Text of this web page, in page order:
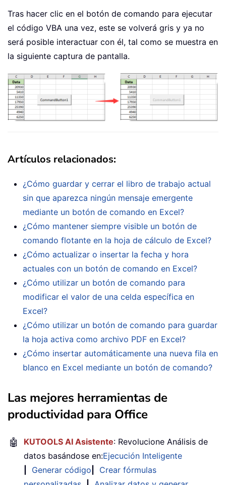
Tras hacer clic en el botón de comando para ejecutar
el código VBA una vez, este se volverá gris y ya no
será posible interactuar con él, tal como se muestra en
la siguiente captura de pantalla.
Artículos relacionados:
¿Cómo guardar y cerrar el libro de trabajo actual
sin que aparezca ningún mensaje emergente
mediante un botón de comando en Excel?
¿Cómo mantener siempre visible un botón de
comando flotante en la hoja de cálculo de Excel?
¿Cómo actualizar o insertar la fecha y hora
actuales con un botón de comando en Excel?
¿Cómo utilizar un botón de comando para
modificar el valor de una celda específica en
Excel?
¿Cómo utilizar un botón de comando para guardar
la hoja activa como archivo PDF en Excel?
¿Cómo insertar automáticamente una nueva fila en
blanco en Excel mediante un botón de comando?
Las mejores herramientas de
productividad para Office
🤖 KUTOOLS AI Asistente: Revolucione Análisis de
datos basándose en:Ejecución Inteligente
Generar código
Crear fórmulas